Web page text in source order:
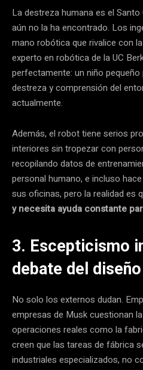
La destreza humana es el
aún no la ha encontrado. Los
mano robótica que rivalice con
experto en robótica de la UC
perfectamente: un niño
destreza y comprensión del
actualmente.
Además, el robot tiene serios
interiores sin tropezar con
recopilando datos de
personal humano, e incluso
sus oficinas, pero la realidad es
y necesita ayuda constante
3. Escepticismo
debate del
No solo los externos dudan.
empresas de Musk cuestionan
operaciones reales como la
creen que las tareas de fábrica
industriales especializados, no